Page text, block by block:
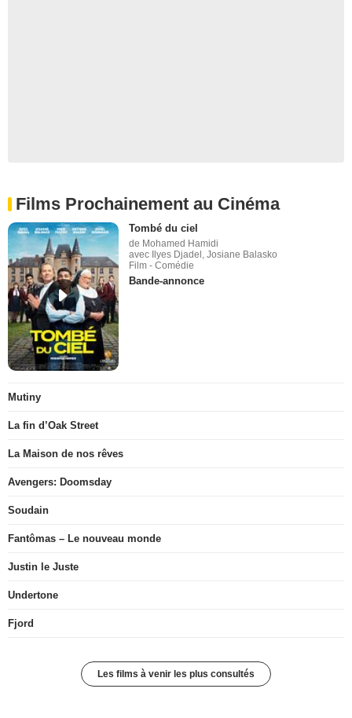
Films Prochainement au Cinéma
Tombé du ciel
de Mohamed Hamidi
avec Ilyes Djadel, Josiane Balasko
Film - Comédie
Bande-annonce
Mutiny
La fin d’Oak Street
La Maison de nos rêves
Avengers: Doomsday
Soudain
Fantômas – Le nouveau monde
Justin le Juste
Undertone
Fjord
Les films à venir les plus consultés